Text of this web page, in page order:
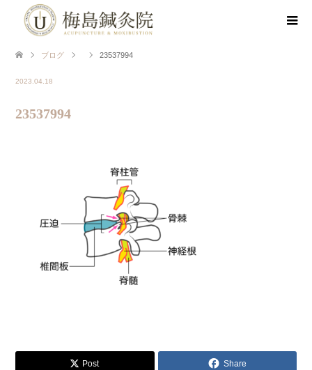
ブログ 23537994
2023.04.18
23537994
Post Share